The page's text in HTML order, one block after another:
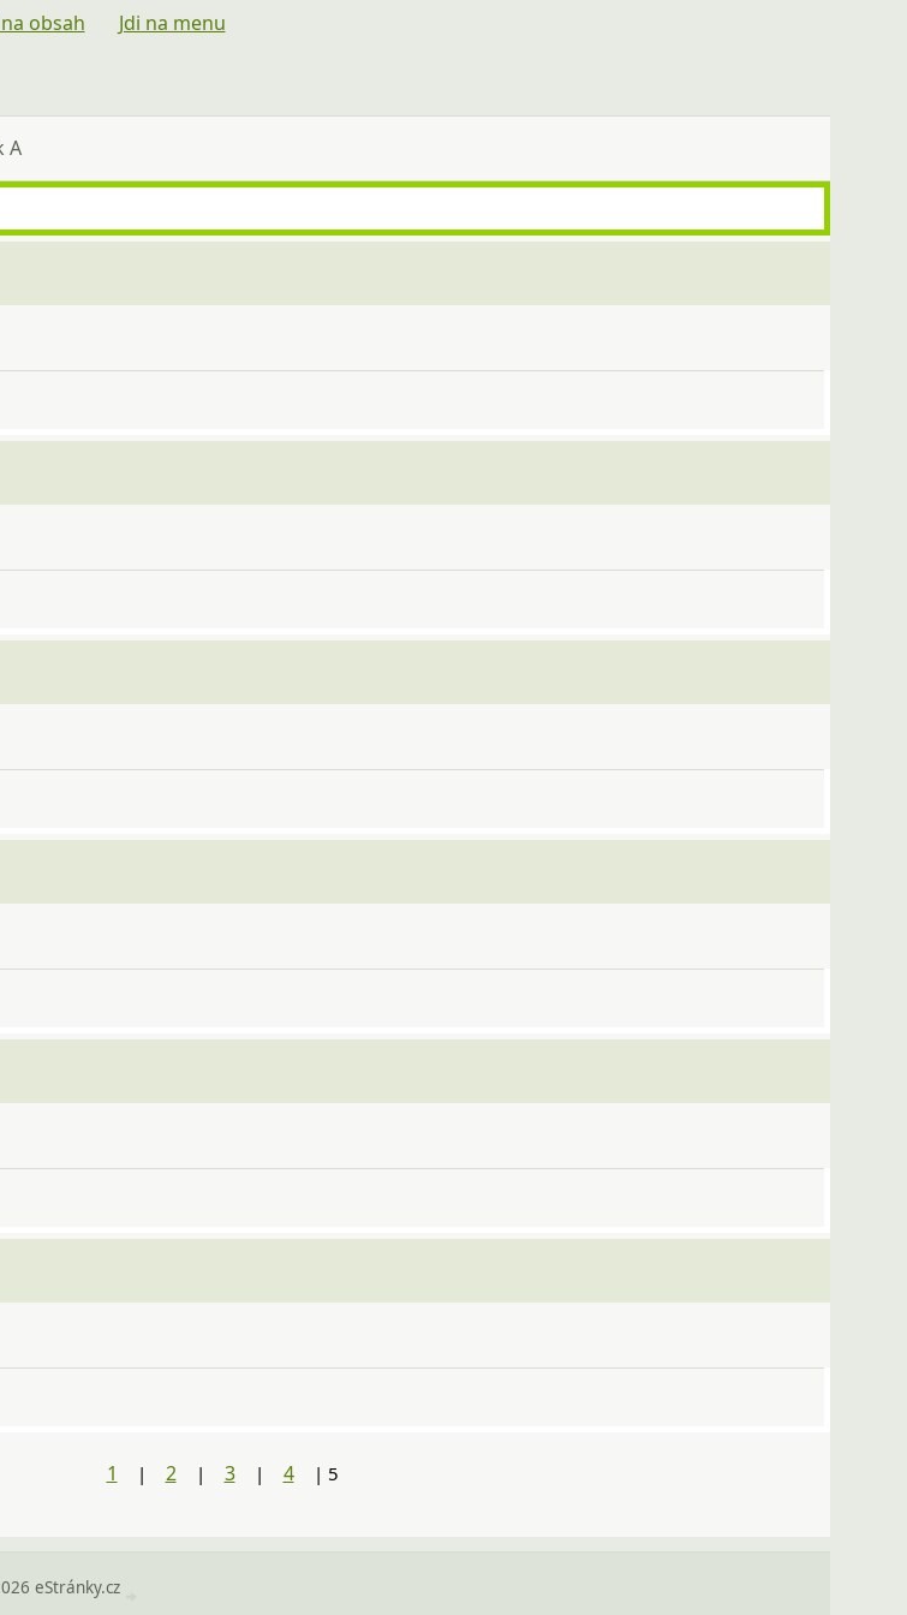
na obsah Jdi na menu
A
1 | 2 | 3 | 4 | 5
eStránky.cz